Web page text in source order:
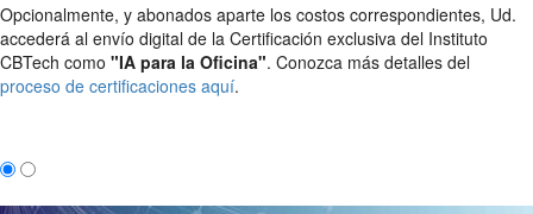
Opcionalmente, y abonados aparte los costos correspondientes, Ud.
accederá al envío digital de la Certificación exclusiva del Instituto
CBTech como "IA para la Oficina". Conozca más detalles del
proceso de certificaciones aquí.